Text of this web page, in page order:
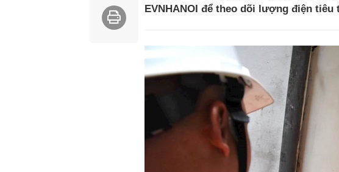
EVNHANOI để theo dõi lượng điện tiêu